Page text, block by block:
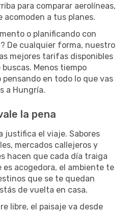
para comparar aerolíneas,
acomoden a tus planes.
o planificando con
De cualquier forma, nuestro
mejores tarifas disponibles
Menos tiempo
en todo lo que vas
a Hungría.
la pena
justifica el viaje. Sabores
mercados callejeros y
hacen que cada día traiga
acogedora, el ambiente te
que se te quedan
de vuelta en casa.
libre, el paisaje va desde